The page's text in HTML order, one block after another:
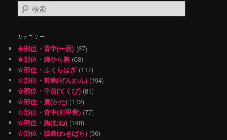
検
索
カテゴリー
★部位・背中(一面) (67)
★部位・腕から胸 (68)
☆部位・ふくらはぎ (117)
☆部位・前腕(ぜんわん) (194)
☆部位・手首(てくび) (61)
☆部位・肩(かた) (112)
☆部位・背中(肩甲骨) (77)
☆部位・胸(むね) (148)
☆部位・脇腹(わきばら) (90)